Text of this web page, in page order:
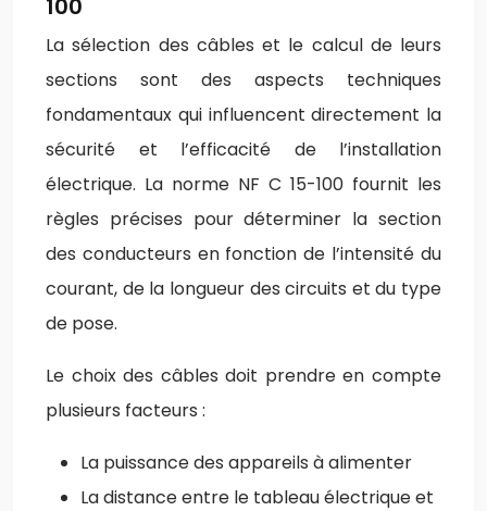
La sélection des câbles et le calcul de leurs
sections sont des aspects techniques
fondamentaux qui influencent directement la
sécurité et l’efficacité de l’installation
électrique. La norme NF C 15-100 fournit les
règles précises pour déterminer la section
des conducteurs en fonction de l’intensité du
courant, de la longueur des circuits et du type
de pose.
Le choix des câbles doit prendre en compte
plusieurs facteurs :
La puissance des appareils à alimenter
La distance entre le tableau électrique et